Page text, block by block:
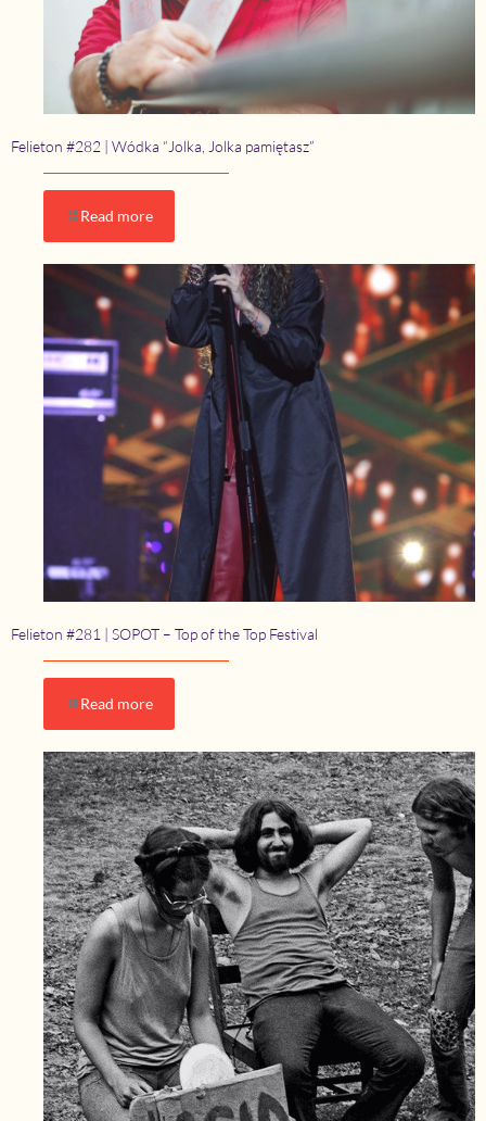
Felieton #282 | Wódka “Jolka, Jolka pamiętasz”
Read more
Felieton #281 | SOPOT – Top of the Top Festival
Read more